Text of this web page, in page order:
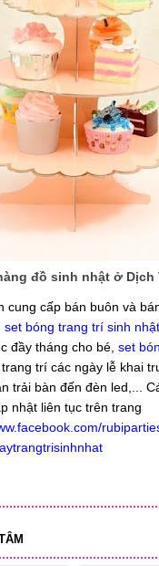
đồ sinh nhật ở Dịch
cung cấp bán buôn và
set bóng trang trí sinh nhật
đầy tháng cho bé, set
trang trí các ngày lễ khai
trải bàn đến đèn led,...
nhật liên tục trên trang